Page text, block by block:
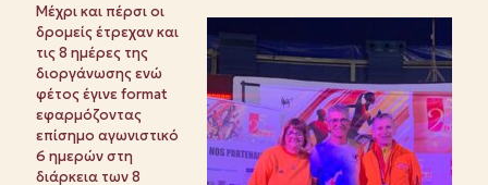
Μέχρι και πέρσι οι
δρομείς έτρεχαν και
τις 8 ημέρες της
διοργάνωσης ενώ
φέτος έγινε format
εφαρμόζοντας
επίσημο αγωνιστικό
6 ημερών στη
διάρκεια των 8